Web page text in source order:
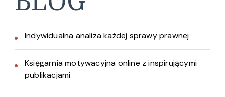
Indywidualna analiza każdej sprawy prawnej
Księgarnia motywacyjna online z inspirującymi
publikacjami